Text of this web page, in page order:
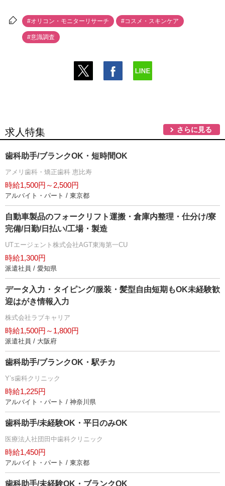
#オリコン・モニターリサーチ #コスメ・スキンケア
#意識調査
求人特集 さらに見る
歯科助手/ブランクOK・短時間OK
アメリ歯科・矯正歯科 恵比寿
時給1,500円～2,500円
アルバイト・パート / 東京都
自動車製品のフォークリフト運搬・倉庫内整理・仕分け/寮
完備/日勤/日払い/工場・製造
UTエージェント株式会社AGT東海第一CU
時給1,300円
派遣社員 / 愛知県
データ入力・タイピング/服装・髪型自由短期もOK未経験歓
迎はがき情報入力
株式会社ラブキャリア
時給1,500円～1,800円
派遣社員 / 大阪府
歯科助手/ブランクOK・駅チカ
Y’s歯科クリニック
時給1,225円
アルバイト・パート / 神奈川県
歯科助手/未経験OK・平日のみOK
医療法人社団田中歯科クリニック
時給1,450円
アルバイト・パート / 東京都
歯科助手/未経験OK・ブランクOK